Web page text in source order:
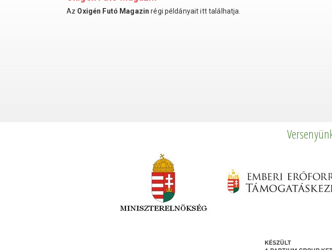
Az Oxigén Futó Magazin régi példányait itt találhatja.